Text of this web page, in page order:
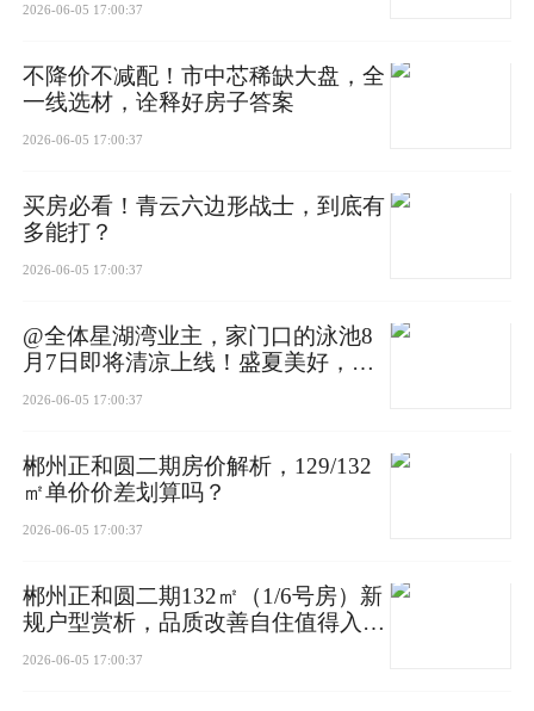
标志性 270° 环幕转角飘窗！
套房式设计，带独立卫浴
洗漱、换衣、休息动线流畅
04.3+1房｜多一室，少一事
依托新规产品红利，全屋赠送面积约28㎡
2026-06-05 17:00:37
不降价不减配！市中芯稀缺大盘，全
一线选材，诠释好房子答案
2026-06-05 17:00:37
买房必看！青云六边形战士，到底有
多能打？
2026-06-05 17:00:37
@全体星湖湾业主，家门口的泳池8
月7日即将清凉上线！盛夏美好，下
2026-06-05 17:00:37
郴州正和圆二期房价解析，129/132
㎡单价价差划算吗？
2026-06-05 17:00:37
郴州正和圆二期132㎡（1/6号房）新
规户型赏析，品质改善自住值得入手
2026-06-05 17:00:37